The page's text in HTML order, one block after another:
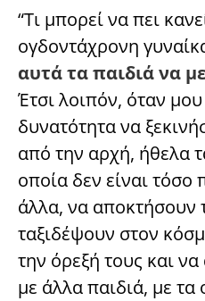
“Τι μπορεί να πει
ογδοντάχρονη
αυτά τα παιδιά να
Έτσι λοιπόν, όταν
δυνατότητα να
από την αρχή, ήθελα
οποία δεν είναι
άλλα, να αποκτήσουν
ταξιδέψουν στον
την όρεξή τους και
με άλλα παιδιά, με